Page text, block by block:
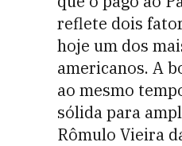
reflete dois
hoje um dos
americanos. A
ao mesmo
sólida para
Rômulo Vieira